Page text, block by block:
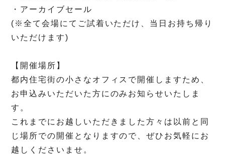
・アーカイブセール
( ※全て会場にてご試着いただけ、当日お持ち帰り
いただけます)
【開催場所】
都内住宅街の小さなオフィスで開催しますため、
お申込みいただいた方にのみお知らせいたしま
す。
これまでにお越しいただきました方々は以前と同
じ場所での開催となりますので、ぜひお気軽にお
越しくださいませ。